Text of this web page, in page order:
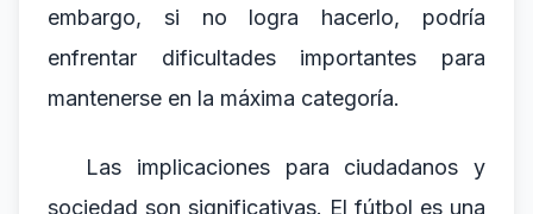
embargo, si no logra hacerlo, podría
enfrentar dificultades importantes para
mantenerse en la máxima categoría.
Las implicaciones para ciudadanos y
sociedad son significativas. El fútbol es una